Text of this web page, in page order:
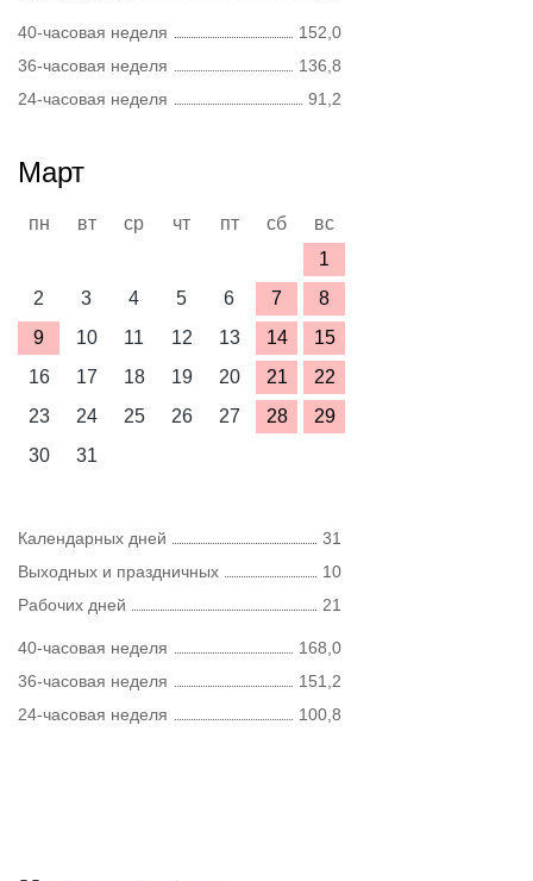
40-часовая неделя
152,0
36-часовая неделя
136,8
24-часовая неделя
91,2
Март
пн вт ср чт пт сб
вс
1
2
3 4 5 6 7
8
9
10 11 12 13 14
15
16
17 18 19 20 21
22
23
24 25 26 27 28
29
30
31
Календарных дней
31
Выходных и праздничных
10
Рабочих дней
21
40-часовая неделя
168,0
36-часовая неделя
151,2
24-часовая неделя
100,8